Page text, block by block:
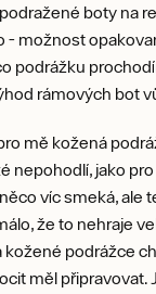
boty na
- možnost
podrážku
rámových bot
mě kožená
nepohodlí, jako
víc smeká, ale
že to nehraje
podrážce
měl připravovat.